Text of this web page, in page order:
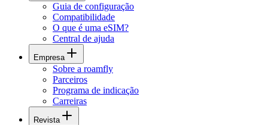
Guia de configuração
Compatibilidade
O que é uma eSIM?
Central de ajuda
Empresa
Sobre a roamfly
Parceiros
Programa de indicação
Carreiras
Revista